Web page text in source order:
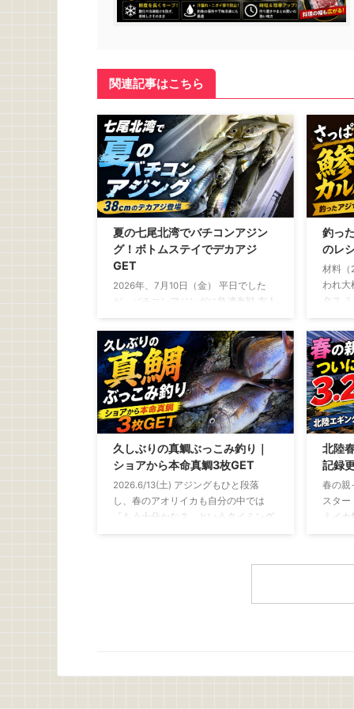
関連記事はこちら
夏の七尾北湾でバチコンアジン
グ！ボトムステイでデカアジ
GET
2026年、7月10日（金） 平日でした
が、バチコンアジングに急遽参戦 友人
ど前 「平日やけど、バチコン行くけ
～」 断る理由は微塵もありません。
バチコンアジングとは？ バチコンアジ
ングとは、バーチカルコンタクトアジ
ングの略 決して、 「アジがバチバ
チ、コンコンと当たる釣り」 という意
味ではないです 船から仕掛けを縦方向
に落とし、深い場所にいるアジを狙う
釣り 初夏になって水温が上昇すると、
くなってきます この時期に岸から釣れ
やすいのは、豆 ...
釣っ
のレ
材料（
われ大
タス
ょうゆ
こし
量 釣
ったま
のを使
付け
い骨を
べや
ーレタ
久しぶりの真鯛ぶっこみ釣り｜
ショアから本命真鯛3枚GET
2026.6/13(土) アジングもひと段落
し、春のアオリイカも自分の中では
「もう十分かな？」というタイミング
もらって年に1、2回ほどバチコンを楽
釣りにはぶっこみ釣りの面白さがあり
北陸
記録
春の親
スター
えイ